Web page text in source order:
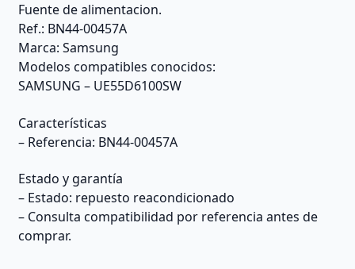
Fuente de alimentacion.
Ref.: BN44-00457A
Marca: Samsung
Modelos compatibles conocidos:
SAMSUNG – UE55D6100SW
Características
– Referencia: BN44-00457A
Estado y garantía
– Estado: repuesto reacondicionado
– Consulta compatibilidad por referencia antes de
comprar.